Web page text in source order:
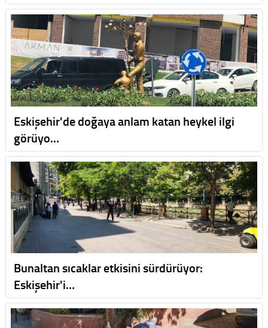
Eskişehir'de doğaya anlam katan heykel ilgi
görüyo…
Bunaltan sıcaklar etkisini sürdürüyor:
Eskişehir'i…